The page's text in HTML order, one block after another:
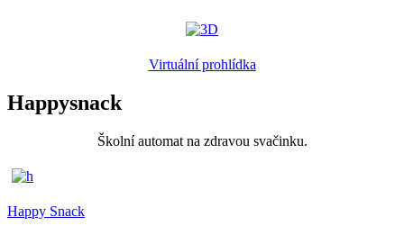
Virtuální prohlídka
Happysnack
Školní automat na zdravou svačinku.
Happy Snack